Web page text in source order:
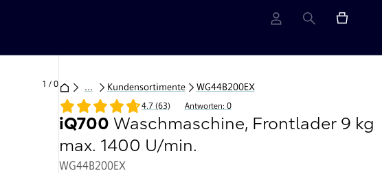
1 / 0 ... Kundensortimente WG44B200EX
iQ700 Waschmaschine, Frontlader 9 kg
max. 1400 U/min.
WG44B200EX
4.7 (63) Antworten: 0